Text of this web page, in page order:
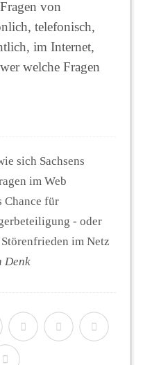
von
telefonisch,
im Internet,
welche Fragen
sich Sachsens
im Web
Chance für
- oder
im Netz
Denk